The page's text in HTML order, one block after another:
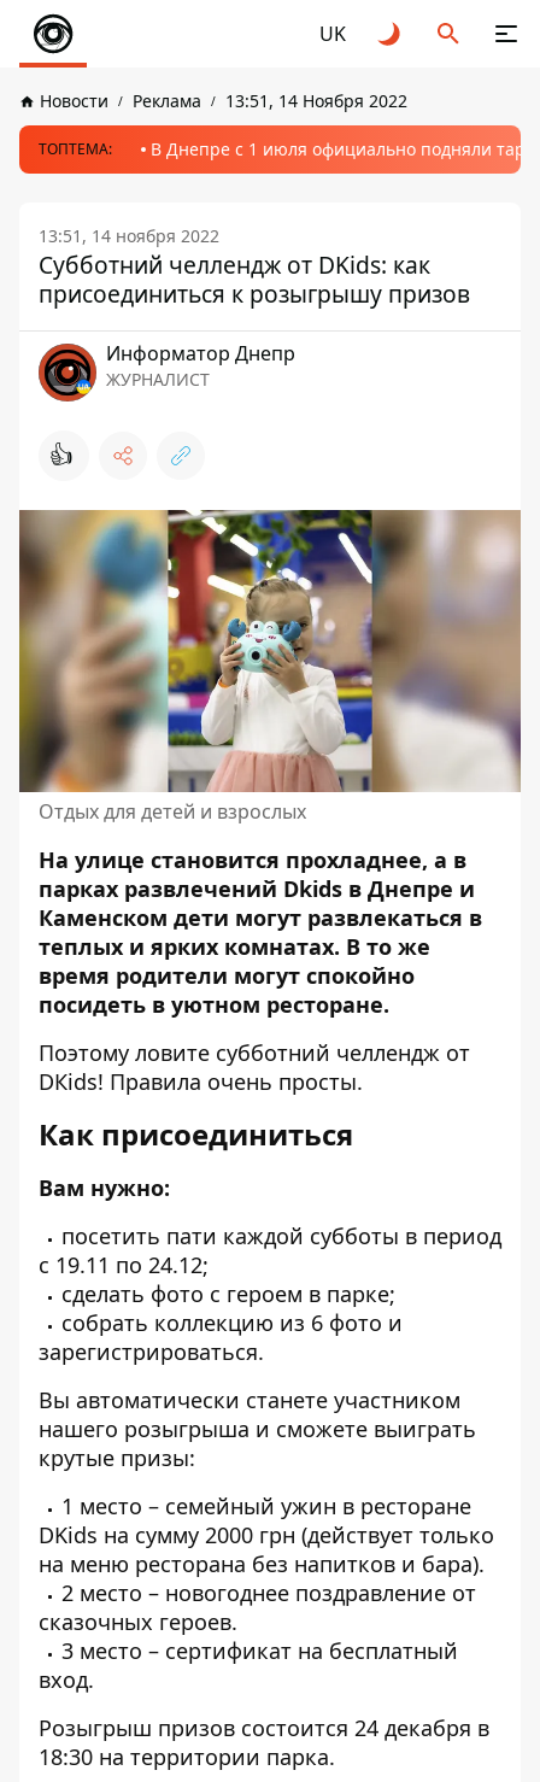
UK
Новости Реклама 13:51, 14 Ноября 2022
ТОПТЕМА: В Днепре с 1 июля официально подняли
13:51, 14 ноября 2022
Субботний челлендж от DKids: как
присоединиться к розыгрышу призов
Информатор Днепр
ЖУРНАЛИСТ
👍
Отдых для детей и взрослых
На улице становится прохладнее, а в
парках развлечений Dkids в Днепре и
Каменском дети могут развлекаться в
теплых и ярких комнатах. В то же
время родители могут спокойно
посидеть в уютном ресторане.
Поэтому ловите субботний челлендж от
DКids! Правила очень просты.
Как присоединиться
Вам нужно:
посетить пати каждой субботы в период
с 19.11 по 24.12;
сделать фото с героем в парке;
собрать коллекцию из 6 фото и
зарегистрироваться.
Вы автоматически станете участником
нашего розыгрыша и сможете выиграть
крутые призы:
1 место – семейный ужин в ресторане
DKids на сумму 2000 грн (действует только
на меню ресторана без напитков и бара).
2 место – новогоднее поздравление от
сказочных героев.
3 место – сертификат на бесплатный
вход.
Розыгрыш призов состоится 24 декабря в
18:30 на территории парка.⠀